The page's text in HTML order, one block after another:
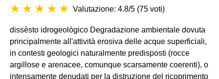
Valutazione: 4.8/5 (75 voti)
dissèsto idrogeològico Degradazione ambientale dovuta
principalmente all'attività erosiva delle acque superficiali,
in contesti geologici naturalmente predisposti (rocce
argillose e arenacee, comunque scarsamente coerenti), o
intensamente denudati per la distruzione del ricoprimento